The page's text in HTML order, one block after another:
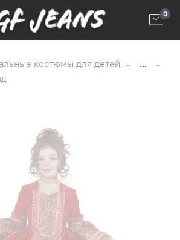
0
костюмы для детей
...